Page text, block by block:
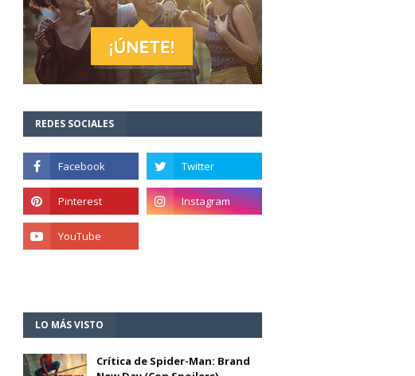
REDES SOCIALES
LO MÁS VISTO
Crítica de Spider-Man: Brand